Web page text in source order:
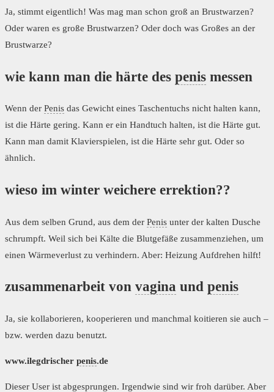
Ja, stimmt eigentlich! Was mag man schon groß an Brustwarzen?
Oder waren es große Brustwarzen? Oder doch was Großes an der
Brustwarze?
wie kann man die härte des penis messen
Wenn der Penis das Gewicht eines Taschentuchs nicht halten kann,
ist die Härte gering. Kann er ein Handtuch halten, ist die Härte gut.
Kann man damit Klavierspielen, ist die Härte sehr gut. Oder so
ähnlich.
wieso im winter weichere errektion??
Aus dem selben Grund, aus dem der Penis unter der kalten Dusche
schrumpft. Weil sich bei Kälte die Blutgefäße zusammenziehen, um
einen Wärmeverlust zu verhindern. Aber: Heizung Aufdrehen hilft!
zusammenarbeit von vagina und penis
Ja, sie kollaborieren, kooperieren und manchmal koitieren sie auch –
bzw. werden dazu benutzt.
www.ilegdrischer penis.de
Dieser User ist abgesprungen. Irgendwie sind wir froh darüber. Aber